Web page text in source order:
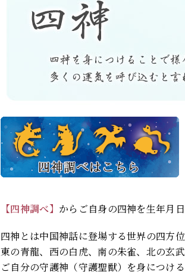
【四神調べ】 からご自身の四神を生年月
四神とは中国神話に登場する世界の四方
東の青龍、西の白虎、南の朱雀、北の玄
ご自分の守護神（守護聖獣）を身につけ